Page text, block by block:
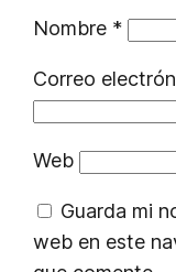
Nombre *
Correo
Web
Guarda mi
web en este